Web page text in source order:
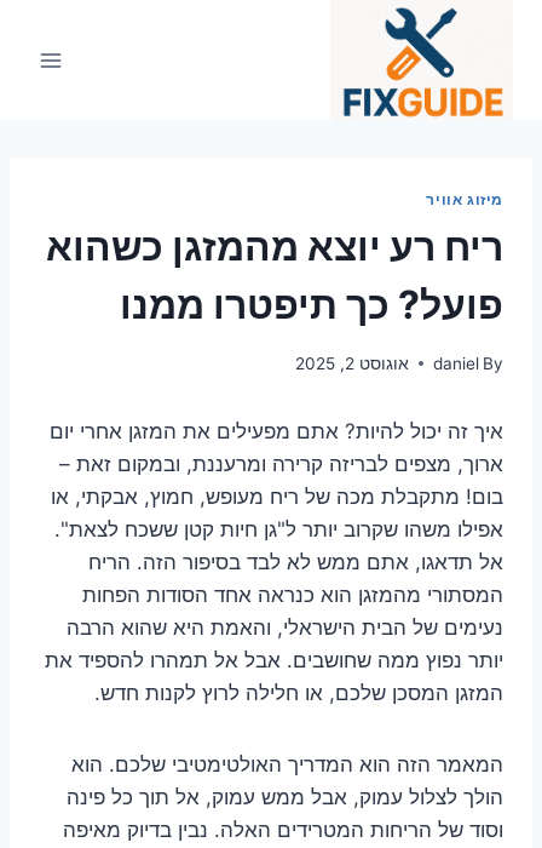
מיזוג אוויר
ריח רע יוצא מהמזגן כשהוא
פועל? כך תיפטרו ממנו
By
daniel אוגוסט 2, 2025
איך זה יכול להיות? אתם מפעילים את המזגן אחרי יום
ארוך, מצפים לבריזה קרירה ומרעננת, ובמקום זאת –
בום! מתקבלת מכה של ריח מעופש, חמוץ, אבקתי, או
אפילו משהו שקרוב יותר ל"גן חיות קטן ששכח לצאת".
אל תדאגו, אתם ממש לא לבד בסיפור הזה. הריח
המסתורי מהמזגן הוא כנראה אחד הסודות הפחות
נעימים של הבית הישראלי, והאמת היא שהוא הרבה
יותר נפוץ ממה שחושבים. אבל אל תמהרו להספיד את
המזגן המסכן שלכם, או חלילה לרוץ לקנות חדש.
המאמר הזה הוא המדריך האולטימטיבי שלכם. הוא
הולך לצלול עמוק, אבל ממש עמוק, אל תוך כל פינה
וסוד של הריחות המטרידים האלה. נבין בדיוק מאיפה